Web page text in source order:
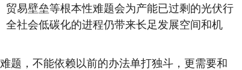
易壁垒等根本性难题会为产能已过剩的光伏行
社会低碳化的进程仍带来长足发展空间和机
，不能依赖以前的办法单打独斗，更需要和